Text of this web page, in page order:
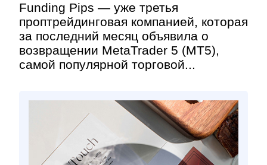
Funding Pips — уже третья
проптрейдинговая компанией, которая
за последний месяц объявила о
возвращении MetaTrader 5 (MT5),
самой популярной торговой...
Контакт»